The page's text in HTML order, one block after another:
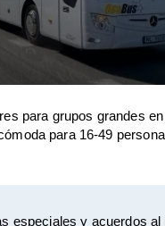
para grupos grandes
para 16-49
especiales y acuerdos al